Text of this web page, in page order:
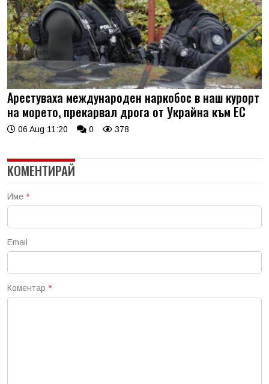
Арестуваха международен наркобос в наш курорт
на морето, прекарвал дрога от Украйна към ЕС
06 Aug 11:20 0 378
КОМЕНТИРАЙ
Име *
Email
Коментар *